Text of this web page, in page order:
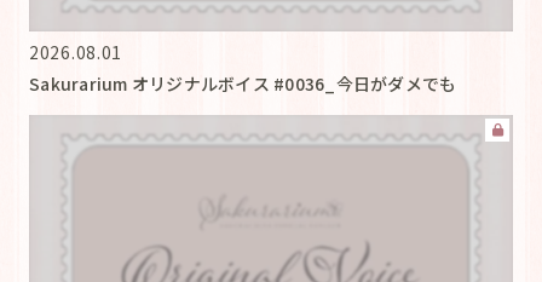
2026.08.01
Sakurarium オリジナルボイス #0036_今日がダメでも